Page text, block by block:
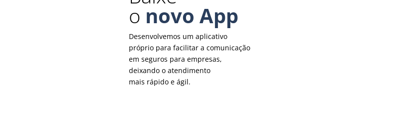
o novo App
Desenvolvemos um aplicativo
próprio para facilitar a comunicação
em seguros para empresas,
deixando o atendimento
mais rápido e ágil.